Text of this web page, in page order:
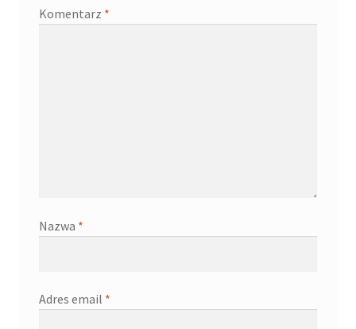
Komentarz *
Nazwa *
Adres email *